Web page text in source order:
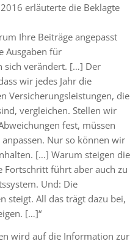
erläuterte die Beklagte
Ihre Beiträge angepasst
Ausgaben für
sich verändert. […] Der
wir jedes Jahr die
Versicherungsleistungen, die
vergleichen. Stellen wir
fest, müssen
Nur so können wir
[…] Warum steigen die
Fortschritt führt aber auch zu
Und: Die
steigt. All das trägt dazu bei,
[…]“
wird auf die Information zur